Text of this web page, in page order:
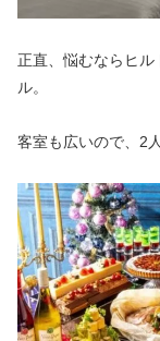
正直、悩むならヒ
ル。
客室も広いので、2